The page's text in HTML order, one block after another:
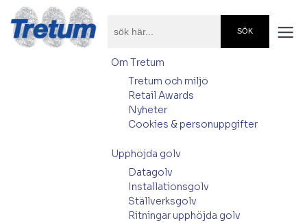
Om Tretum
Tretum och miljö
Retail Awards
Nyheter
Cookies & personuppgifter
Upphöjda golv
Datagolv
Installationsgolv
Ställverksgolv
Ritningar upphöjda golv